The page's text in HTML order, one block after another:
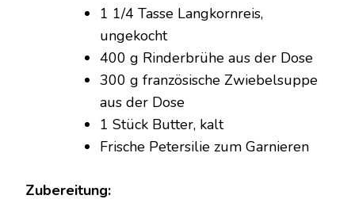
1 1/4 Tasse Langkornreis,
ungekocht
400 g Rinderbrühe aus der Dose
300 g französische Zwiebelsuppe
aus der Dose
1 Stück Butter, kalt
Frische Petersilie zum Garnieren
Zubereitung: